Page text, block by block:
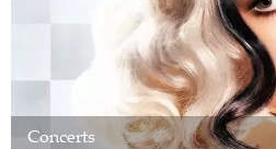
Concerts